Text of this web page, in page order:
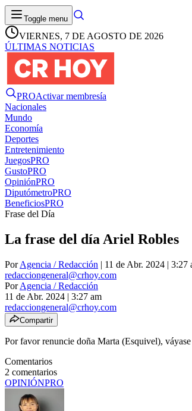
Toggle menu
VIERNES, 7 DE AGOSTO DE 2026
ÚLTIMAS NOTICIAS
PROActivar membresía
Nacionales
Mundo
Economía
Deportes
Entretenimiento
JuegosPRO
GustoPRO
OpiniónPRO
DiputómetroPRO
BeneficiosPRO
Frase del Día
La frase del día Ariel Robles
PorAgencia / Redacción | 11 de Abr. 2024 | 3:27
redacciongeneral@crhoy.com
PorAgencia / Redacción
11 de Abr. 2024 | 3:27 am
redacciongeneral@crhoy.com
Compartir
Por favor renuncie doña Marta (Esquivel),
Comentarios
2 comentarios
OPINIÓNPRO